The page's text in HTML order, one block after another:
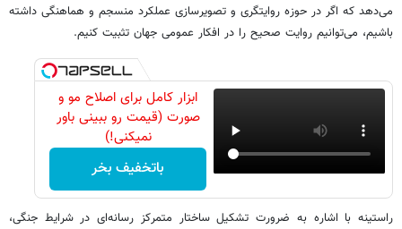
می‌دهد که اگر در حوزه روایتگری و تصویرسازی عملکرد منسجم و هماهنگی داشته
باشیم، می‌توانیم روایت صحیح را در افکار عمومی جهان تثبیت کنیم.
ابزار کامل برای اصلاح مو و
صورت (قیمت رو ببینی باور
نمیکنی!)
باتخفیف بخر
راستینه با اشاره به ضرورت تشکیل ساختار متمرکز رسانه‌ای در شرایط جنگی،